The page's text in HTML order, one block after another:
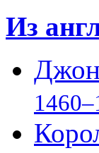
Из
Джон